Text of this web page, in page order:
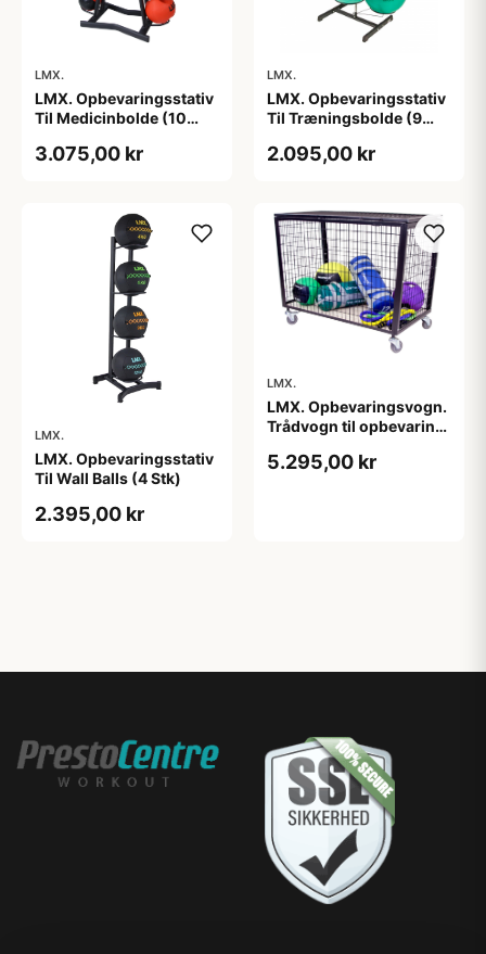
LMX.
LMX. Opbevaringsstativ
Til Medicinbolde (10
3.075,00 kr
LMX.
LMX. Opbevaringsstativ
Til Træningsbolde (9
2.095,00 kr
LMX.
LMX. Opbevaringsstativ
Til Wall Balls (4 Stk)
2.395,00 kr
LMX.
LMX. Opbevaringsvogn.
Trådvogn til opbevaring
træningstilbehør.
5.295,00 kr